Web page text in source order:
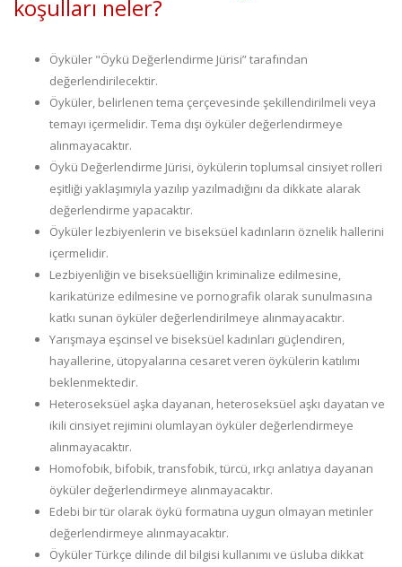
koşulları neler?
Öyküler "Öykü Değerlendirme Jürisi” tarafından
değerlendirilecektir.
Öyküler, belirlenen tema çerçevesinde şekillendirilmeli veya
temayı içermelidir. Tema dışı öyküler değerlendirmeye
alınmayacaktır.
Öykü Değerlendirme Jürisi, öykülerin toplumsal cinsiyet rolleri
eşitliği yaklaşımıyla yazılıp yazılmadığını da dikkate alarak
değerlendirme yapacaktır.
Öyküler lezbiyenlerin ve biseksüel kadınların öznelik hallerini
içermelidir.
Lezbiyenliğin ve biseksüelliğin kriminalize edilmesine,
karikatürize edilmesine ve pornografik olarak sunulmasına
katkı sunan öyküler değerlendirilmeye alınmayacaktır.
Yarışmaya eşcinsel ve biseksüel kadınları güçlendiren,
hayallerine, ütopyalarına cesaret veren öykülerin katılımı
beklenmektedir.
Heteroseksüel aşka dayanan, heteroseksüel aşkı dayatan ve
ikili cinsiyet rejimini olumlayan öyküler değerlendirmeye
alınmayacaktır.
Homofobik, bifobik, transfobik, türcü, ırkçı anlatıya dayanan
öyküler değerlendirmeye alınmayacaktır.
Edebi bir tür olarak öykü formatına uygun olmayan metinler
değerlendirmeye alınmayacaktır.
Öyküler Türkçe dilinde dil bilgisi kullanımı ve üsluba dikkat